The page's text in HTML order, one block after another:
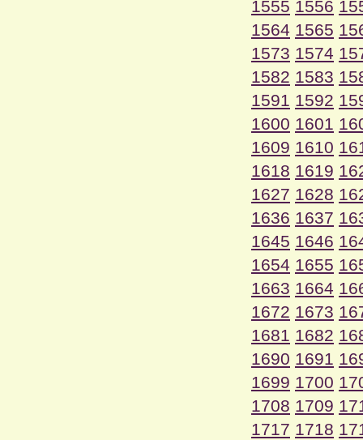
1555 1556
1564 1565
1573 1574
1582 1583
1591 1592
1600 1601
1609 1610
1618 1619
1627 1628
1636 1637
1645 1646
1654 1655
1663 1664
1672 1673
1681 1682
1690 1691
1699 1700
1708 1709
1717 1718